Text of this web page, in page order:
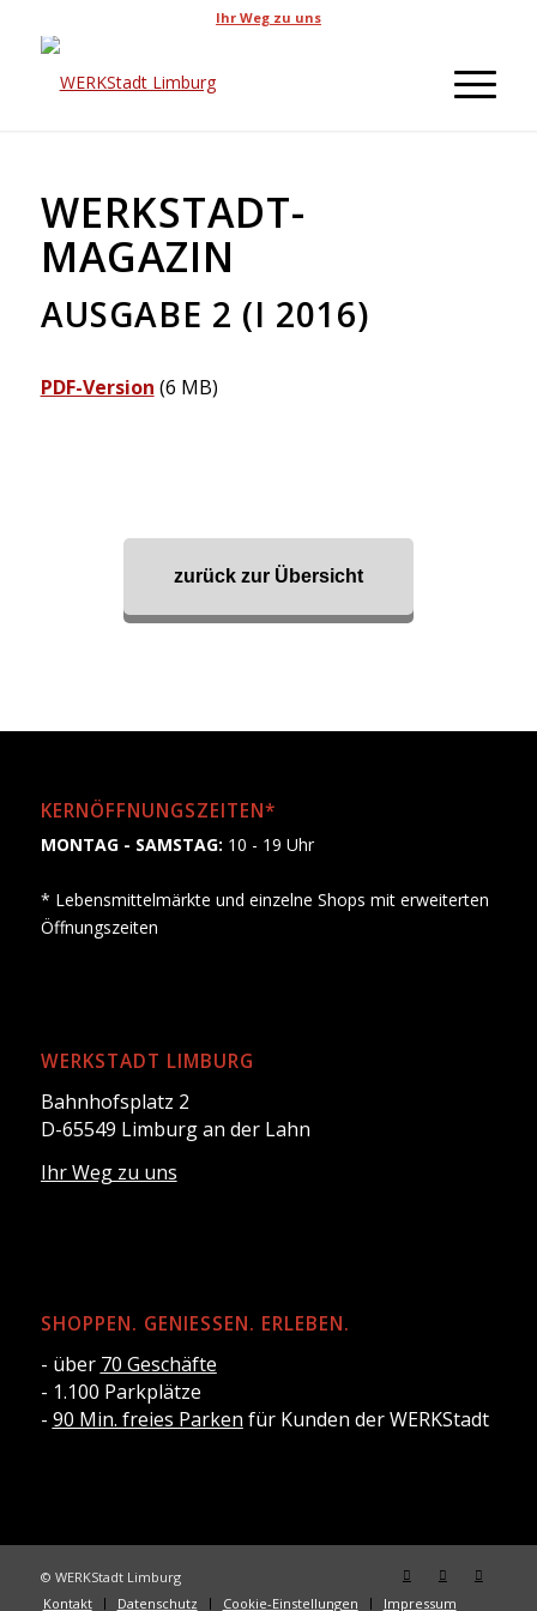
Ihr Weg zu uns
WERKSTADT-
MAGAZIN
AUSGABE 2 (I 2016)
PDF-Version (6 MB)
zurück zur Übersicht
KERNÖFFNUNGSZEITEN*
MONTAG - SAMSTAG: 10 - 19 Uhr
* Lebensmittelmärkte und einzelne Shops mit erweiterten
Öffnungszeiten
WERKSTADT LIMBURG
Bahnhofsplatz 2
D-65549 Limburg an der Lahn
Ihr Weg zu uns
SHOPPEN. GENIESSEN. ERLEBEN.
- über 70 Geschäfte
- 1.100 Parkplätze
- 90 Min. freies Parken für Kunden der WERKStadt
© WERKStadt Limburg
Kontakt
Datenschutz Cookie-Einstellungen Impressum